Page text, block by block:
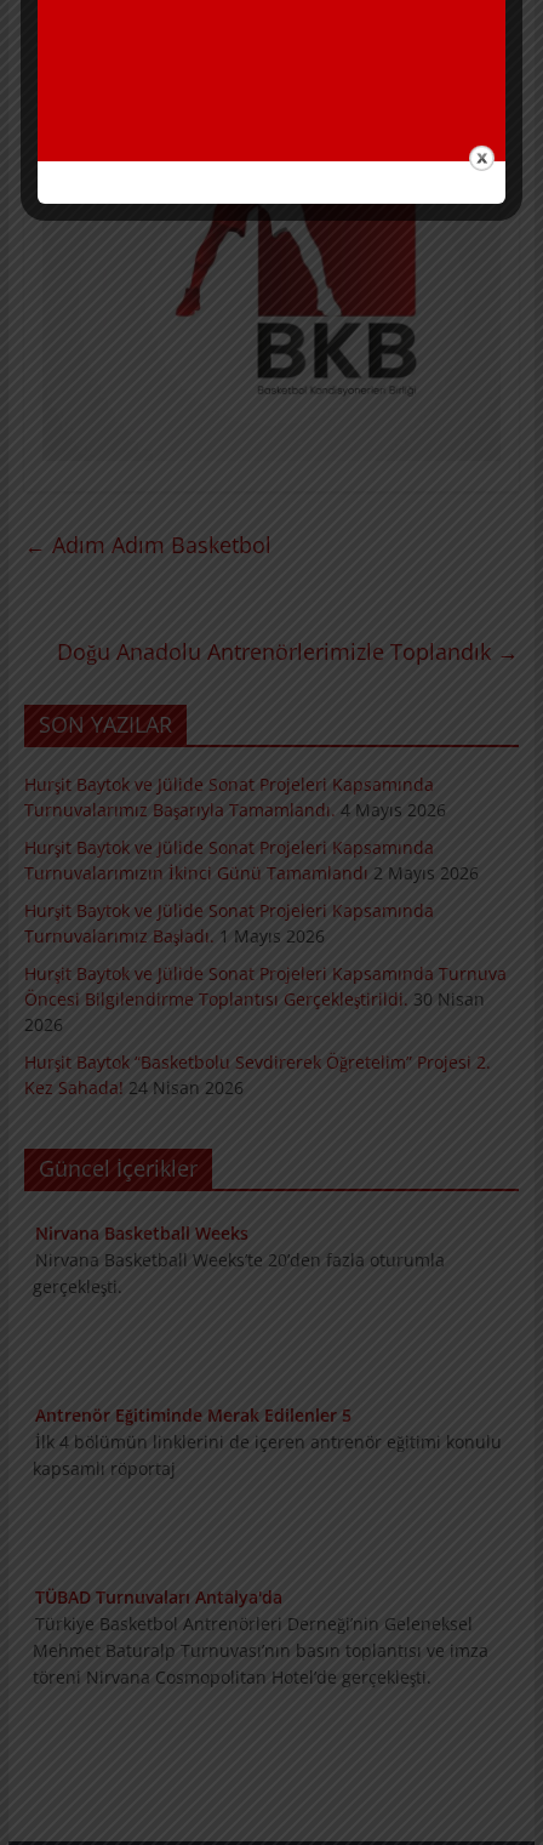
← Adım Adım Basketbol
Doğu Anadolu Antrenörlerimizle Toplandık →
SON YAZILAR
Hurşit Baytok ve Jülide Sonat Projeleri Kapsamında
Turnuvalarımız Başarıyla Tamamlandı. 4 Mayıs 2026
Hurşit Baytok ve Jülide Sonat Projeleri Kapsamında
Turnuvalarımızın İkinci Günü Tamamlandı 2 Mayıs 2026
Hurşit Baytok ve Jülide Sonat Projeleri Kapsamında
Turnuvalarımız Başladı. 1 Mayıs 2026
Hurşit Baytok ve Jülide Sonat Projeleri Kapsamında Turnuva
Öncesi Bilgilendirme Toplantısı Gerçekleştirildi. 30 Nisan
2026
Hurşit Baytok “Basketbolu Sevdirerek Öğretelim” Projesi 2.
Kez Sahada! 24 Nisan 2026
Güncel İçerikler
Nirvana Basketball Weeks
Nirvana Basketball Weeks’te 20’den fazla
oturumla gerçekleşti.
Antrenör Eğitiminde Merak Edilenler 5
İlk 4 bölümün linklerini de içeren antrenör
eğitimi konulu kapsamlı röportaj
TÜBAD Turnuvaları Antalya'da
Türkiye Basketbol Antrenörleri Derneği’nin
Geleneksel Mehmet Baturalp Turnuvası’nın
basın toplantısı ve imza töreni Nirvana